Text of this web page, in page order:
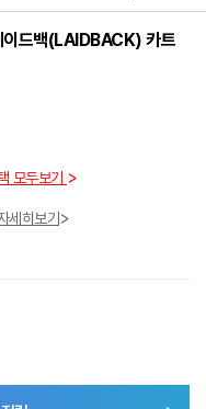
드백(LAIDBACK) 카트
모두보기
세히보기